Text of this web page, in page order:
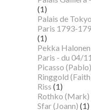
(1)
Palais de
Paris 1793-
(1)
Pekka
Paris - du 04/
Picasso (Pablo)
Ringgold
Riss (1)
Rothko (Mark)
Sfar (Joann) (1)